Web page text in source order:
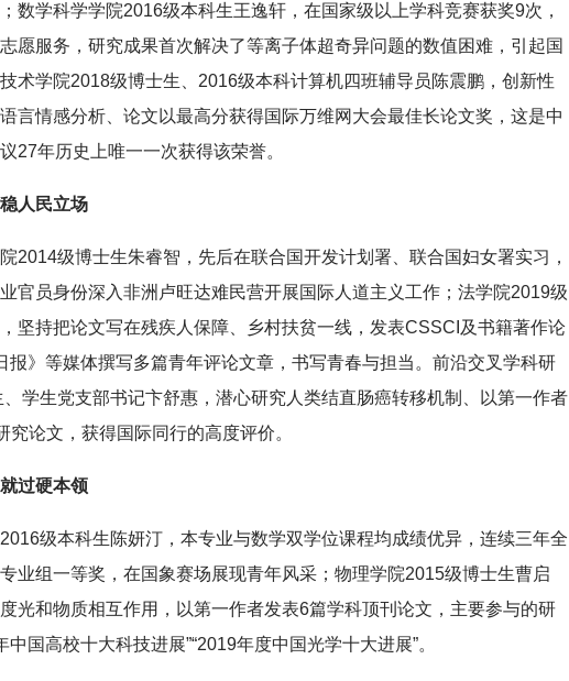
数学科学学院2016级本科生王逸轩，在国家级以上学科竞赛获奖9次，
愿服务，研究成果首次解决了等离子体超奇异问题的数值困难，引起国
术学院2018级博士生、2016级本科计算机四班辅导员陈震鹏，创新性
言情感分析、论文以最高分获得国际万维网大会最佳长论文奖，这是中
27年历史上唯一一次获得该荣誉。
人民立场
2014级博士生朱睿智，先后在联合国开发计划署、联合国妇女署实习，
官员身份深入非洲卢旺达难民营开展国际人道主义工作；法学院2019级
坚持把论文写在残疾人保障、乡村扶贫一线，发表CSSCI及书籍著作论
报》等媒体撰写多篇青年评论文章，书写青春与担当。前沿交叉学科研
学生党支部书记卞舒惠，潜心研究人类结直肠癌转移机制、以第一作者
究论文，获得国际同行的高度评价。
过硬本领
级本科生陈妍汀，本专业与数学双学位课程均成绩优异，连续三年全
业组一等奖，在国象赛场展现青年风采；物理学院2015级博士生曹启
光和物质相互作用，以第一作者发表6篇学科顶刊论文，主要参与的研
中国高校十大科技进展”“2019年度中国光学十大进展”。